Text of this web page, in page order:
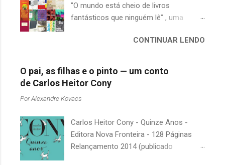
o
s
"O mundo está cheio de livros
fantásticos que ninguém lê" , uma
quando falamos de clássicos da
escritores brasileiros, somos forçados
a uma avaliação burocrática na escola e
acabamos adquirindo uma certa
antipatia a determinado livro ou autor
justamente o contrário. É surpreendente
como uma segunda visita a essas
obras, já em nossa maturidade, pode
CONTINUAR LENDO
O pai, as filhas e o pinto — um conto
de Carlos Heitor Cony
PorAlexandre Kovacs
Carlos Heitor Cony - Quinze Anos -
Editora Nova Fronteira - 128 Páginas
Relançamento 2014 (publicado